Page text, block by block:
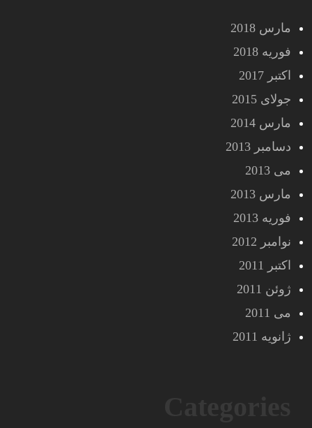
مارس 2018
فوریه 2018
اکتبر 2017
جولای 2015
مارس 2014
دسامبر 2013
می 2013
مارس 2013
فوریه 2013
نوامبر 2012
اکتبر 2011
ژوئن 2011
می 2011
ژانویه 2011